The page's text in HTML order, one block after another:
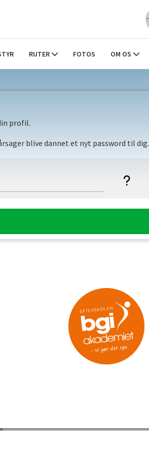
RUTER FOTOS OM OS
profil.
blive dannet et nyt password til dig.